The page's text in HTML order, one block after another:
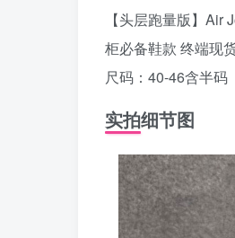
【头层跑量版】
柜必备鞋款 终端现
尺码：40-46含半码
实拍细节图